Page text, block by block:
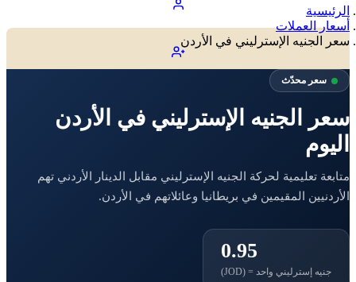
الرئيسية
أسعار العملات
سعر الجنيه الإسترليني في الأردن
سعر محدّث
سعر الجنيه الإسترليني في الأردن
اليوم
متابعة تعليمية لحركة الجنيه الإسترليني مقابل الدينار الأردني تهم
الأردنيين المقيمين في بريطانيا وعائلاتهم في الأردن.
0.95
جنيه إسترليني واحد = (JOD)